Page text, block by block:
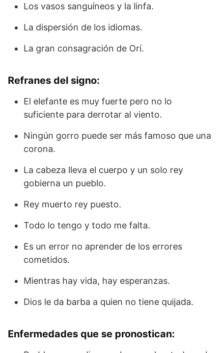
Los vasos sanguíneos y la linfa.
La dispersión de los idiomas.
La gran consagración de Orí.
Refranes del signo:
El elefante es muy fuerte pero no lo
suficiente para derrotar al viento.
Ningún gorro puede ser más famoso que una
corona.
La cabeza lleva el cuerpo y un solo rey
gobierna un pueblo.
Rey muerto rey puesto.
Todo lo tengo y todo me falta.
Es un error no aprender de los errores
cometidos.
Mientras hay vida, hay esperanzas.
Dios le da barba a quien no tiene quijada.
Enfermedades que se pronostican: